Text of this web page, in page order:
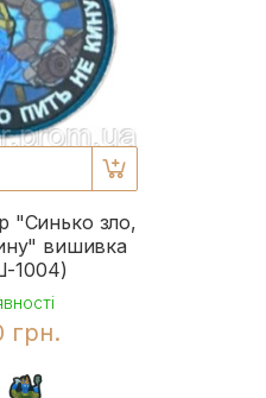
"Синько зло,
вишивка
1004)
грн.